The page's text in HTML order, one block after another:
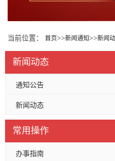
当前位置： 首页>>新闻通知>>新闻
新闻动态
通知公告
新闻动态
常用操作
办事指南